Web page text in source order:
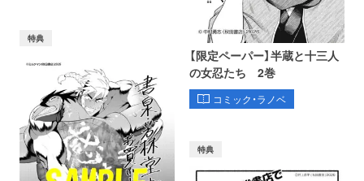
【限定ペーパー】半蔵と十三人
の女忍たち 2巻
コミック・ラノベ
特典
特典